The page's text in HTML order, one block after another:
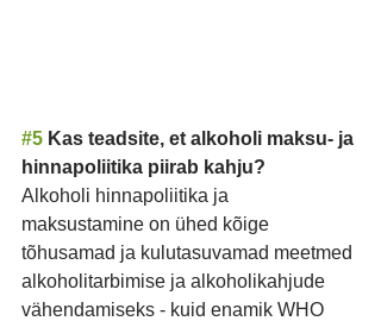
#5 Kas teadsite, et alkoholi maksu- ja
hinnapoliitika piirab kahju?
Alkoholi hinnapoliitika ja
maksustamine on ühed kõige
tõhusamad ja kulutasuvamad meetmed
alkoholitarbimise ja alkoholikahjude
vähendamiseks - kuid enamik WHO